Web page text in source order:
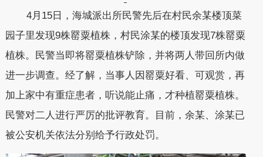
4月15日，海城派出所民警先后在村民余某楼顶菜
园子里发现9株罂粟植株，村民涂某的楼顶发现7株罂粟
植株。民警当即将罂粟植株铲除，并将两人带回所内做
进一步调查。经了解，当事人因罂粟好看、可观赏，再
加上家中有重症患者，听说能止痛，才种植罂粟植株。
民警对二人进行严厉的批评教育。目前，余某、涂某已
被公安机关依法分别给予行政处罚。